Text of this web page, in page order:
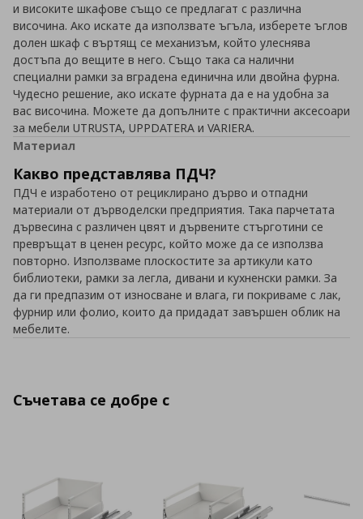
и високите шкафове също се предлагат с различна
височина. Ако искате да използвате ъгъла, изберете ъглов
долен шкаф с въртящ се механизъм, който улеснява
достъпа до вещите в него. Също така са налични
специални рамки за вградена единична или двойна фурна.
Чудесно решение, ако искате фурната да е на удобна за
вас височина. Можете да допълните с практични аксесоари
за мебели UTRUSTA, UPPDATERA и VARIERA.
Материал
Какво представлява ПДЧ?
ПДЧ е изработенo от рециклирано дърво и отпадни
материали от дърводелски предприятия. Така парчетата
дървесина с различен цвят и дървените стърготини се
превръщат в ценен ресурс, който може да се използва
повторно. Използваме плоскостите за артикули като
библиотеки, рамки за легла, дивани и кухненски рамки. За
да ги предпазим от износване и влага, ги покриваме с лак,
фурнир или фолио, които да придадат завършен облик на
мебелите.
Съчетава се добре с